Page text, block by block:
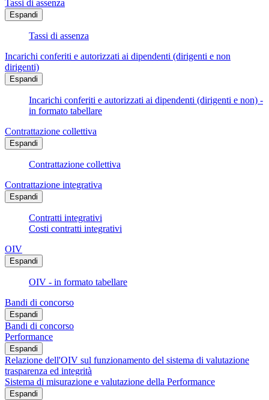
Tassi di assenza
Espandi
Tassi di assenza
Incarichi conferiti e autorizzati ai dipendenti (dirigenti e non
dirigenti)
Espandi
Incarichi conferiti e autorizzati ai dipendenti (dirigenti e non) -
in formato tabellare
Contrattazione collettiva
Espandi
Contrattazione collettiva
Contrattazione integrativa
Espandi
Contratti integrativi
Costi contratti integrativi
OIV
Espandi
OIV - in formato tabellare
Bandi di concorso
Espandi
Bandi di concorso
Performance
Espandi
Relazione dell'OIV sul funzionamento del sistema di valutazione
trasparenza ed integrità
Sistema di misurazione e valutazione della Performance
Espandi